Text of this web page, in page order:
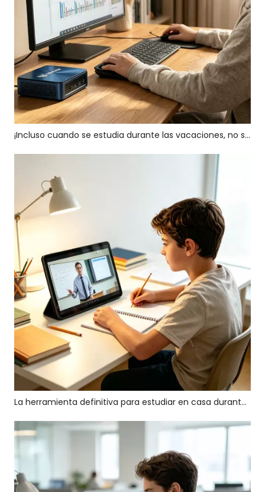
¡Incluso cuando se estudia durante las vacaciones, no se puede descuidar el rendimiento del ordenador! Esta PC con IA te acompañará durante unas vacaciones eficientes y satisfactorias
La herramienta definitiva para estudiar en casa durante las vacaciones: la tableta de pantalla grande BMAX MaxPad I14: descubra una experiencia de aprendizaje nueva y eficiente